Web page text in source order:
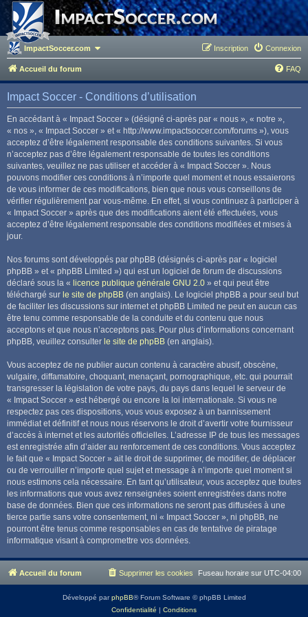
ImpactSoccer.com Connexion
Inscription
Accueil du forum FAQ
Impact Soccer - Conditions d’utilisation
En accédant à « Impact Soccer » (désigné ci-après par « nous », « notre »,
« nos », « Impact Soccer » et « http://www.impactsoccer.com/forums »), vous
acceptez d’être légalement responsable des conditions suivantes. Si vous
n’acceptez pas d’être légalement responsable de toutes les conditions
suivantes, veuillez ne pas utiliser et accéder à « Impact Soccer ». Nous
pouvons modifier ces conditions à n’importe quel moment et nous essaierons
de vous informer de ces modifications, bien que nous vous conseillons de
vérifier régulièrement par vous-même. En effet, si vous continuez à participer à
« Impact Soccer » après que des modifications aient été effectuées, vous
acceptez d’être légalement responsable des conditions modifiées et mises à
jour.
Nos forums sont développés par phpBB (désignés ci-après par « logiciel
phpBB » et « phpBB Limited ») qui est un logiciel de forum de discussions
déclaré sous la « licence publique générale GNU 2.0 » et qui peut être
téléchargé sur le site de phpBB (en anglais). Le logiciel phpBB a pour seul but
de faciliter les discussions sur internet et phpBB Limited ne peut en aucun cas
être tenu comme responsable de la conduite et du contenu que nous
acceptons et que nous n’acceptons pas. Pour plus d’informations concernant
phpBB, veuillez consulter le site de phpBB (en anglais).
Vous acceptez de ne publier aucun contenu à caractère abusif, obscène,
vulgaire, diffamatoire, choquant, menaçant, pornographique, etc. qui pourrait
transgresser la législation de votre pays, du pays dans lequel le serveur de
« Impact Soccer » est hébergé ou encore la loi internationale. Si vous ne
respectez pas ces dispositions, vous vous exposez à un bannissement
immédiat et définitif et nous nous réservons le droit d’avertir votre fournisseur
d’accès à internet et les autorités officielles. L’adresse IP de tous les messages
est enregistrée afin d’aider au renforcement de ces conditions. Vous acceptez
le fait que « Impact Soccer » ait le droit de supprimer, de modifier, de déplacer
ou de verrouiller n’importe quel sujet et message à n’importe quel moment si
nous estimons cela nécessaire. En tant qu’utilisateur, vous acceptez que toutes
les informations que vous avez renseignées soient enregistrées dans notre
base de données. Bien que ces informations ne seront pas diffusées à une
tierce partie sans votre consentement, ni « Impact Soccer », ni phpBB, ne
pourront être tenus comme responsables en cas de tentative de piratage
informatique visant à compromettre vos données.
Accueil du forum Fuseau horaire sur UTC-04:00
Supprimer les cookies
Développé parphpBB® Forum Software © phpBB Limited
Confidentialité | Conditions